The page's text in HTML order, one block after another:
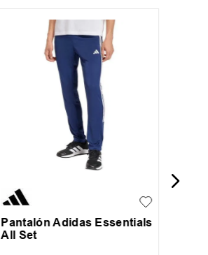
L
Pantalón Adidas Essentials
All Set